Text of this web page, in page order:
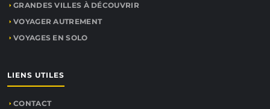
GRANDES VILLES À DÉCOUVRIR
VOYAGER AUTREMENT
VOYAGES EN SOLO
LIENS UTILES
CONTACT